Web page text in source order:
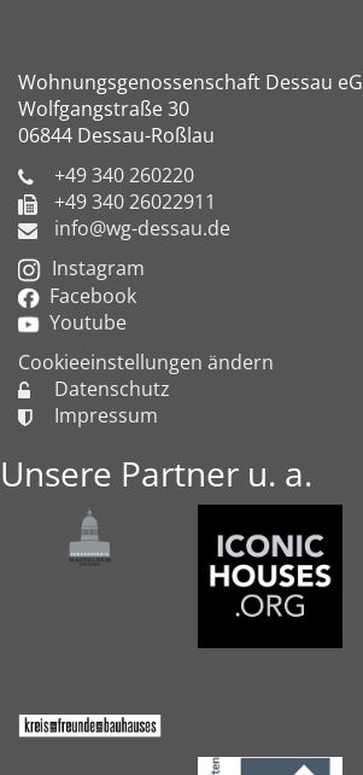
Wohnungsgenossenschaft Dessau eG
Wolfgangstraße 30
06844 Dessau-Roßlau
+49 340 260220
+49 340 26022911
info@wg-dessau.de
Instagram
Facebook
Youtube
Cookieeinstellungen ändern
Datenschutz
Impressum
Unsere Partner u. a.